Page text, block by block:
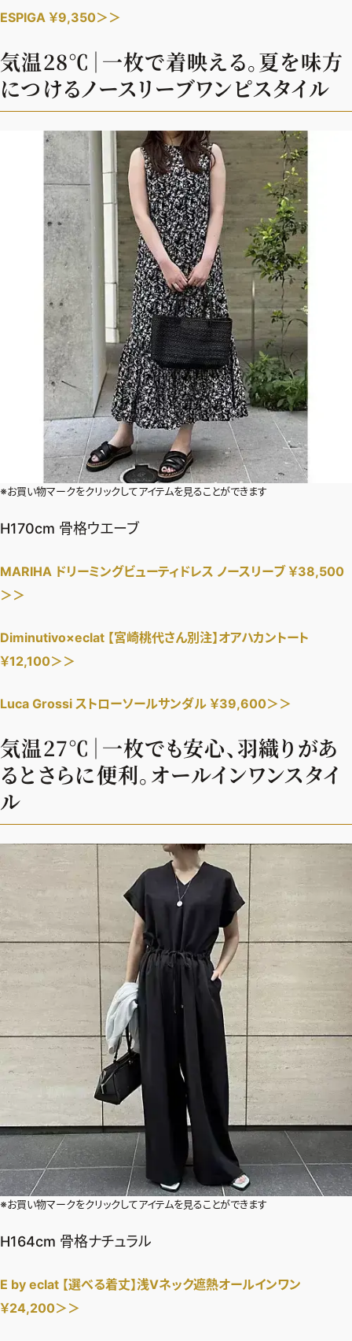
ESPIGA ￥9,350＞＞
気温28℃｜一枚で着映える。夏を味方
につけるノースリーブワンピスタイル
※お買い物マークをクリックしてアイテムを見ることができます
H170cm 骨格ウエーブ
MARIHA ドリーミングビューティドレス ノースリーブ ￥38,500
＞＞
Diminutivo×eclat 【宮崎桃代さん別注】オアハカントート
￥12,100＞＞
Luca Grossi ストローソールサンダル ￥39,600＞＞
気温27℃｜一枚でも安心、羽織りがあ
るとさらに便利。オールインワンスタイ
ル
※お買い物マークをクリックしてアイテムを見ることができます
H164cm 骨格ナチュラル
E by eclat 【選べる着丈】浅Vネック遮熱オールインワン
￥24,200＞＞